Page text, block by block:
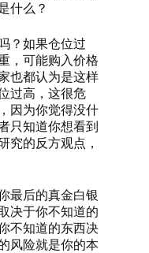
什么？
？如果仓位过
，可能购入价格
也都认为是这样
过高，这很危
因为你觉得没什
只知道你想看到
究的反方观点，
最后的真金白银
决于你不知道的
不知道的东西决
风险就是你的本